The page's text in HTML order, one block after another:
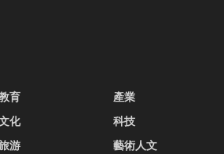
育
化
游
產業
科技
藝術人文